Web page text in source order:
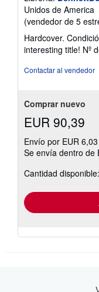
Unidos de America
(vendedor de 5
Hardcover.
interesting title! Nº
Contactar al vendedor
Comprar nuevo
EUR 90,39
Envío por EUR 6,03
Se envía dentro de
Cantidad